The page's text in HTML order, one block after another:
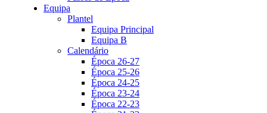
Equipa
Plantel
Equipa Principal
Equipa B
Calendário
Época 26-27
Época 25-26
Época 24-25
Época 23-24
Época 22-23